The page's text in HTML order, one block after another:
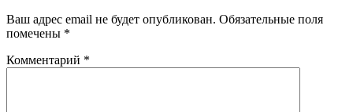
Ваш адрес email не будет опубликован. Обязательные поля
помечены *
Комментарий *